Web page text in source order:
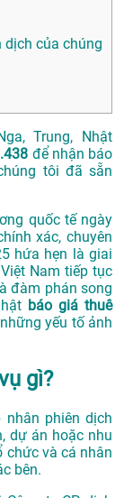
của chúng
Trung, Nhật
để nhận báo
tôi đã sẵn
quốc tế ngày
xác, chuyên
hứa hẹn là giai
Nam tiếp tục
đàm phán song
báo giá thuê
yếu tố ảnh
gì?
phiên dịch
dự án hoặc nhu
chức và cá nhân
bên.